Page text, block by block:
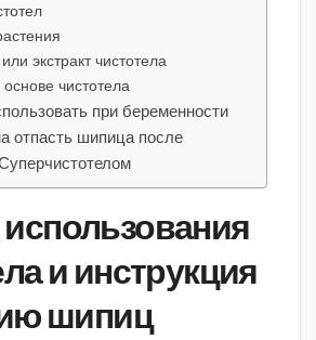
экстракт чистотела
чистотела
при беременности
отпасть шипица после
и инструкция
шипиц